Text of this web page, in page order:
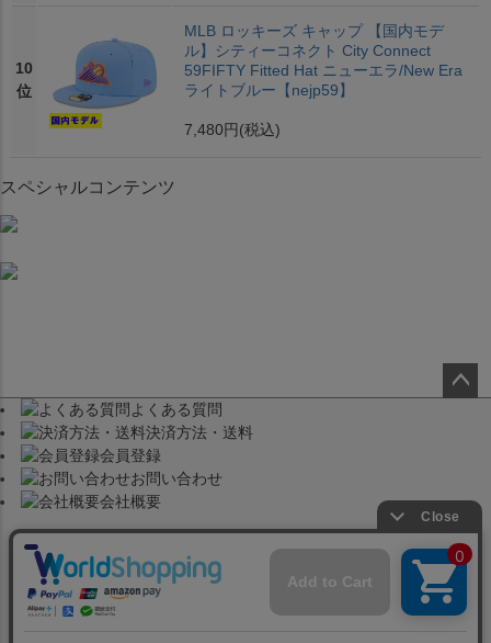
10
位
MLB ロッキーズ キャップ 【国内モデ
ル】シティーコネクト City Connect
59FIFTY Fitted Hat ニューエラ/New Era
ライトブルー【nejp59】
7,480円 (税込)
スペシャルコンテンツ
よくある質問
決済方法・送料
会員登録
お問い合わせ
会社概要